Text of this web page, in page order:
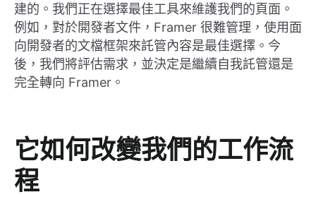
建的。我們正在選擇最佳工具來維護我們的頁面。
例如，對於開發者文件，Framer 很難管理，使用面
向開發者的文檔框架來託管內容是最佳選擇。今
後，我們將評估需求，並決定是繼續自我託管還是
完全轉向 Framer。
它如何改變我們的工作流
程